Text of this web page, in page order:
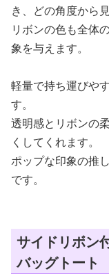
き、どの角度から
リボンの色も全体
象を与えます。
軽量で持ち運びや
す。
透明感とリボンの
くしてくれます。
ポップな印象の推
です。
サイドリボン
バッグトート